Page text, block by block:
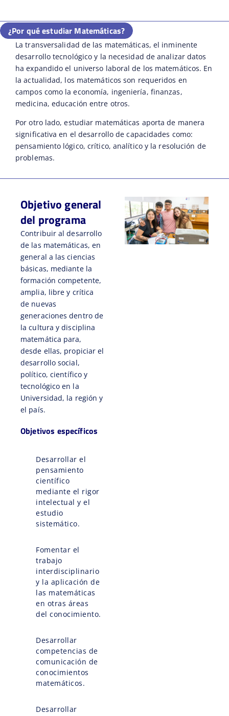
¿Por qué estudiar Matemáticas?
La transversalidad de las matemáticas, el inminente
desarrollo tecnológico y la necesidad de analizar datos
ha expandido el universo laboral de los matemáticos. En
la actualidad, los matemáticos son requeridos en
campos como la economía, ingeniería, finanzas,
medicina, educación entre otros.
Por otro lado, estudiar matemáticas aporta de manera
significativa en el desarrollo de capacidades como:
pensamiento lógico, crítico, analítico y la resolución de
problemas.
Objetivo general
del programa
Contribuir al desarrollo
de las matemáticas, en
general a las ciencias
básicas, mediante la
formación competente,
amplia, libre y crítica
de nuevas
generaciones dentro de
la cultura y disciplina
matemática para,
desde ellas, propiciar el
desarrollo social,
político, científico y
tecnológico en la
Universidad, la región y
el país.
Objetivos específicos
Desarrollar el
pensamiento
científico
mediante el rigor
intelectual y el
estudio
sistemático.
Fomentar el
trabajo
interdisciplinario
y la aplicación de
las matemáticas
en otras áreas
del conocimiento.
Desarrollar
competencias de
comunicación de
conocimientos
matemáticos.
Desarrollar